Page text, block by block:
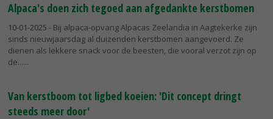
Alpaca's doen zich tegoed aan afgedankte kerstbomen
10-01-2025 - Bij alpaca-opvang Alpacas Zeelandia in Aagtekerke zijn
sinds nieuwjaarsdag al duizenden kerstbomen aangevoerd. Ze
dienen als lekkere snack voor de beesten, die vooral verzot zijn op
de...
Van kerstboom tot ligbed koeien: 'Dit concept dringt
steeds meer door'